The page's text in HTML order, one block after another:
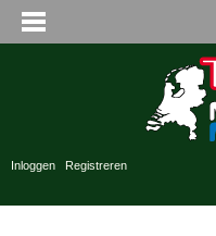
Inloggen Registreren